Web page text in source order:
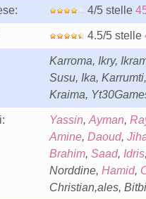
4/5 stelle
4.5/5 stelle
Karroma, Ikry,
Susu, Ika,
Kraima,
Yassin, Ayman,
Amine, Daoud,
Brahim, Saad, Idris,
Norddine, Hamid,
Christian,ales,